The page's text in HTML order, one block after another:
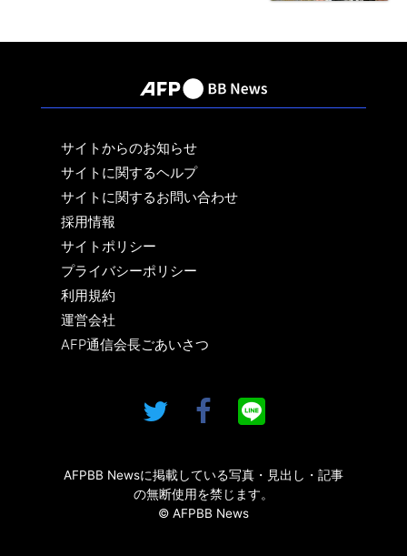
サイトからのお知らせ
サイトに関するヘルプ
サイトに関するお問い合わせ
採用情報
サイトポリシー
プライバシーポリシー
利用規約
運営会社
AFP通信会長ごあいさつ
AFPBB Newsに掲載している写真・見出し・記事
の無断使用を禁じます。
© AFPBB News